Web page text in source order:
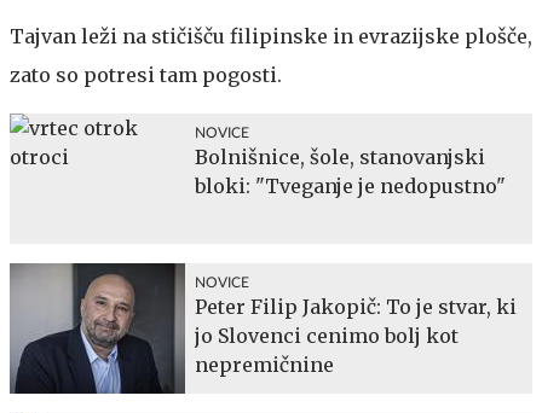
Tajvan leži na stičišču filipinske in evrazijske plošče,
zato so potresi tam pogosti.
NOVICE
Bolnišnice, šole, stanovanjski
bloki: "Tveganje je nedopustno"
NOVICE
Peter Filip Jakopič: To je stvar, ki
jo Slovenci cenimo bolj kot
nepremičnine